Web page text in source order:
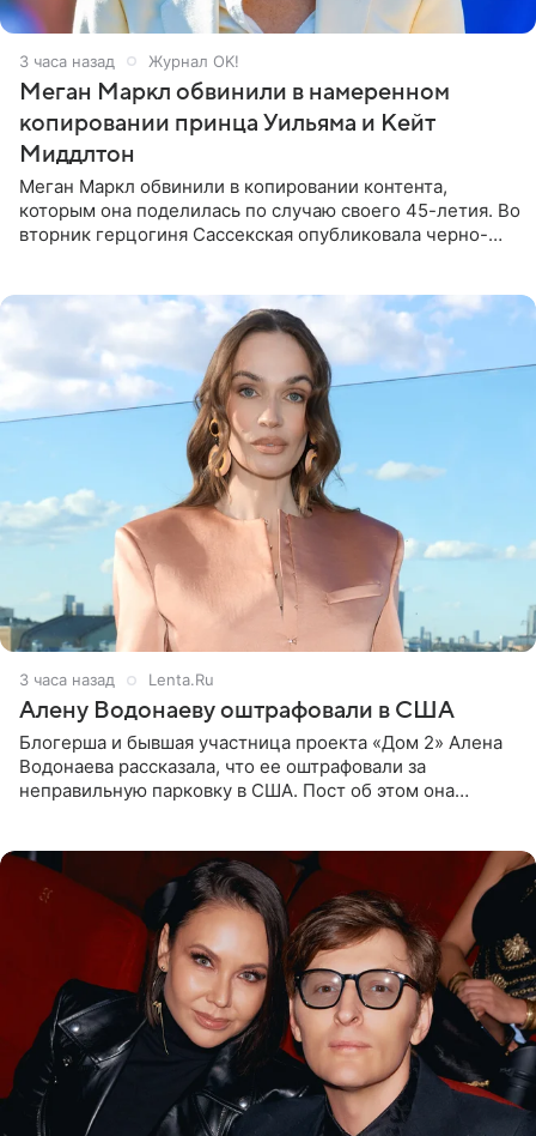
3 часа назад Журнал OK!
Меган Маркл обвинили в намеренном
копировании принца Уильяма и Кейт
Миддлтон
Меган Маркл обвинили в копировании контента,
которым она поделилась по случаю своего 45-летия. Во
вторник герцогиня Сассекская опубликовала черно-
3 часа назад Lenta.Ru
Алену Водонаеву оштрафовали в США
Блогерша и бывшая участница проекта «Дом 2» Алена
Водонаева рассказала, что ее оштрафовали за
неправильную парковку в США. Пост об этом она